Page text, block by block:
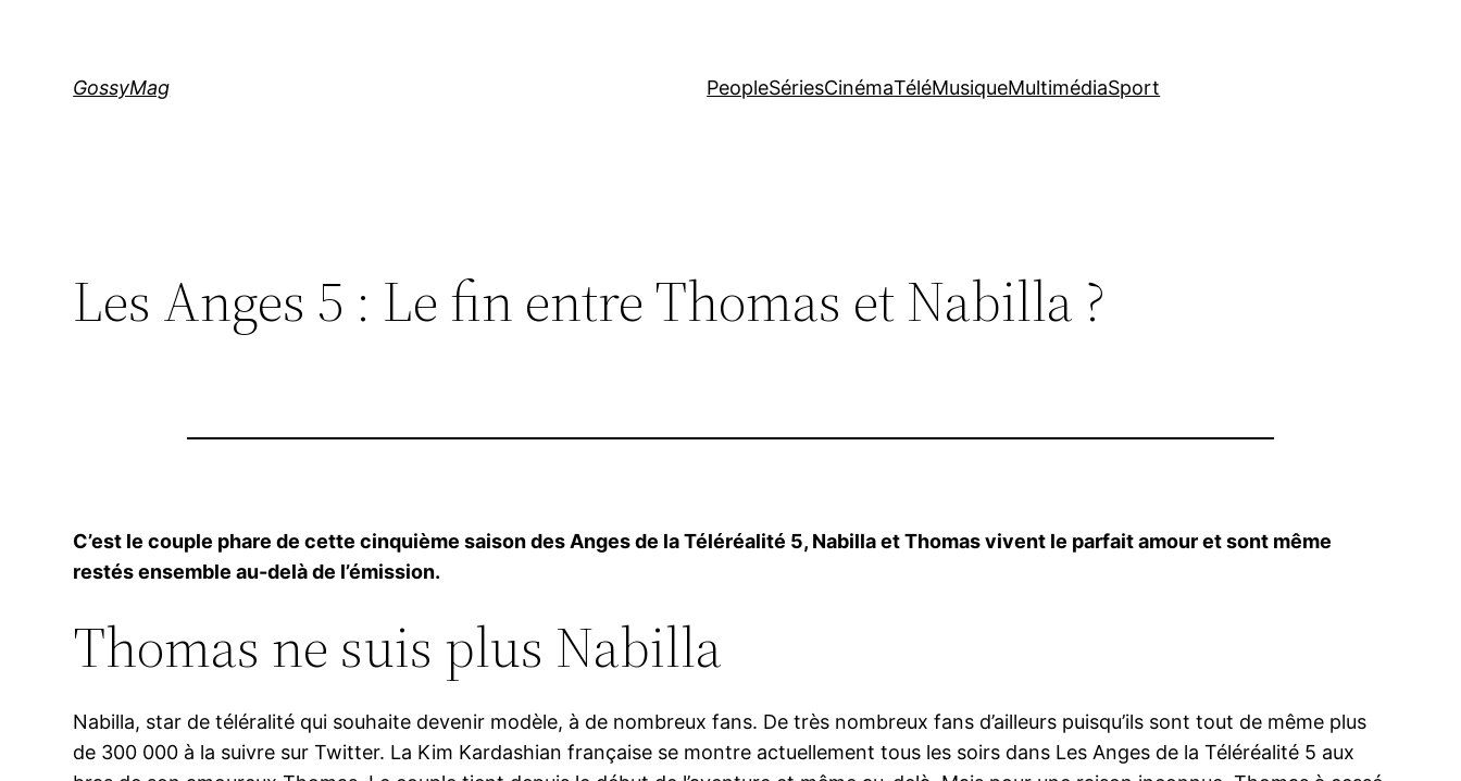
GossyMag PeopleSériesCinémaTéléMusiqueMultimédiaSport
Les Anges 5 : Le fin entre Thomas et Nabilla ?
C’est le couple phare de cette cinquième saison des Anges de la Téléréalité 5, Nabilla et Thomas vivent le parfait amour et sont même
restés ensemble au-delà de l’émission.
Thomas ne suis plus Nabilla
Nabilla, star de téléralité qui souhaite devenir modèle, à de nombreux fans. De très nombreux fans d’ailleurs puisqu’ils sont tout de même plus
de 300 000 à la suivre sur Twitter. La Kim Kardashian française se montre actuellement tous les soirs dans Les Anges de la Téléréalité 5 aux